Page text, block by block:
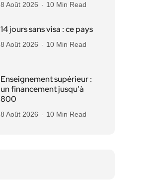
8 Août 2026 10 Min Read
14 jours sans visa : ce pays
8 Août 2026 10 Min Read
Enseignement supérieur :
un financement jusqu’à
800
8 Août 2026 10 Min Read